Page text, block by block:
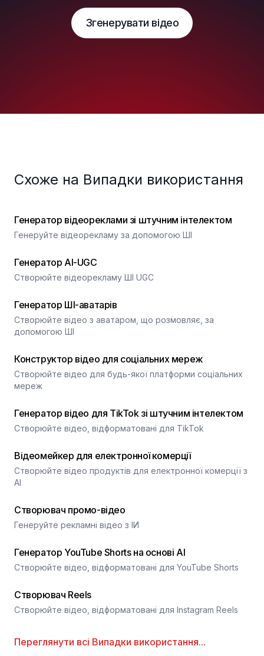
Згенерувати відео
Схоже на Випадки використання
Генератор відеореклами зі штучним інтелектом
Генеруйте відеорекламу за допомогою ШІ
Генератор AI-UGC
Створюйте відеорекламу ШІ UGC
Генератор ШІ-аватарів
Створюйте відео з аватаром, що розмовляє, за
допомогою ШІ
Конструктор відео для соціальних мереж
Створюйте відео для будь-якої платформи соціальних
мереж
Генератор відео для TikTok зі штучним інтелектом
Створюйте відео, відформатовані для TikTok
Відеомейкер для електронної комерції
Створюйте відео продуктів для електронної комерції з
AI
Створювач промо-відео
Генеруйте рекламні відео з ІИ
Генератор YouTube Shorts на основі AI
Створюйте відео, відформатовані для YouTube Shorts
Створювач Reels
Створюйте відео, відформатовані для Instagram Reels
Переглянути всі Випадки використання...